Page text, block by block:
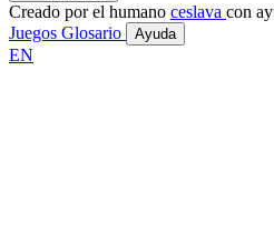
Creado por el humano ceslava con
Juegos Glosario Ayuda
EN